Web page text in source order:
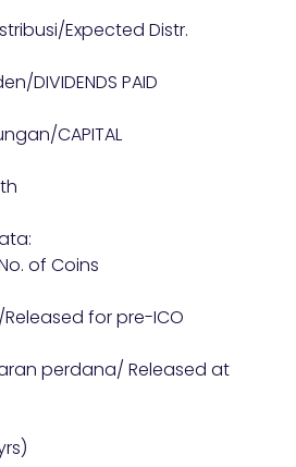
Expected Distr.
DIVIDENDS PAID
CAPITAL
of Coins
Released for pre-ICO
perdana/ Released at